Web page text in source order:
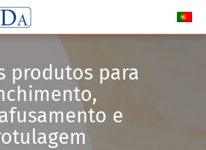
produtos para
e